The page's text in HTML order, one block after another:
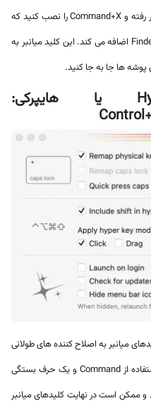
دهید. از طرف دیگر، می توانید یک قدم فراتر رفته و Command+X را نصب کنید که
عملکرد Cut و Paste به سبک ویندوز را به Finder اضافه می کند. این کلید میانبر به
پوشه ها جا به جا کنید.
13. کلید Hyperkey یا هایپرکی:
میانبر به اصلاح کننده های طولانی
مانند نگه داشتن Shift یا Option هنگام استفاده از Command و یک حرف بستگی
و ممکن است در نهایت کلیدهای میانبر